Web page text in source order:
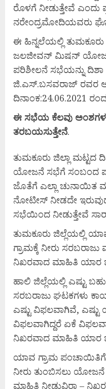
ರೊಳಗೆ ನೀಡುತ್ತೇವೆ ಎಂದು
ನರೇಂದ್ರಮೋದಿಯವರು
ಈ ಹಿನ್ನಲೆಯಲ್ಲಿ
ಜಲಜೀವನ್ ಮಿಷನ್
ಪರಿಶೀಲನೆ ಸಭೆಯನ್ನು ದಿಶಾ
ಜಿ.ಎಸ್.ಬಸವರಾಜ್ ರವರ
ದಿನಾಂಕ:24.06.2021
ಈ ಸಭೆಯ ಕೆಲವು
ತರಬಯಸುತ್ತೇನೆ.
ತುಮಕೂರು ಜಿಲ್ಲಾ
ಯೋಜನೆ ಸಭೆಗೆ ಸಂಬಂದ
ಜೊತೆಗೆ ಎಲ್ಲಾ ಚುನಾಯಿತ
ನೋಟೀಸ್ ನೀಡದೇ
ಸಭೆಯಿಂದ ನೀಡುತ್ತೇವೆ
ತುಮಕೂರು ಜಿಲ್ಲೆಯಲ್ಲಿ
ಗ್ರಾಮಕ್ಕೆ ನೀರು
ನಿಖರವಾದ ಮಾಹಿತಿ ಯಾರ
ಹಾಲಿ ಜಿಲ್ಲೆಯಲ್ಲಿ ಎಷ್ಟು
ಸರಬರಾಜು ಘಟಕಗಳು
ಎಷ್ಟು ವಿಫಲವಾಗಿವೆ,
ವಿಫಲವಾಗಿದ್ದರೆ ಏಕೆ
ನಿಖರವಾದ ಮಾಹಿತಿ ಯಾರ
ಯಾವ ಗ್ರಾಮ
ನೀರು ತುಂಬಿಸಲು
ಮಾಹಿತಿ ನೀಡುವಿರಾ –